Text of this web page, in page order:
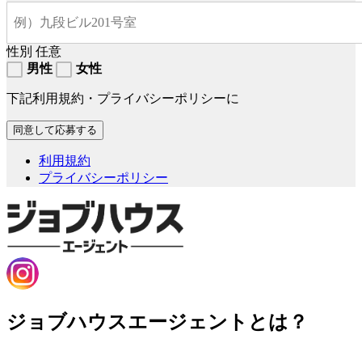
性別 任意
男性
女性
下記利用規約・プライバシーポリシーに
利用規約
プライバシーポリシー
ジョブハウスエージェントとは？